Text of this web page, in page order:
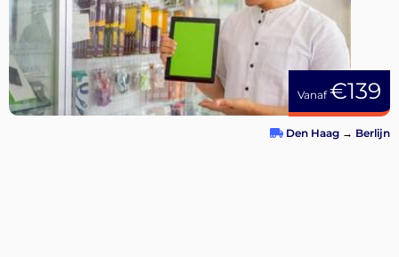
Vanaf€139
Den Haag → Berlijn